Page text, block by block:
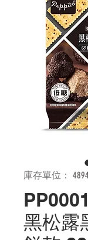
庫存單位：
黑松露